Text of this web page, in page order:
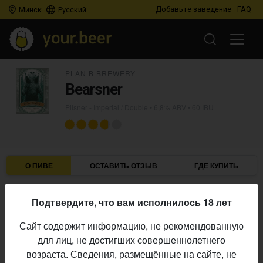
Минск Русский Добавьте заведение FAQ
Bearsner
О ПИВЕ ОСТАВИТЬ ОТЗЫВ ГДЕ КУПИТЬ
Пивоварня:
Алкоголь:
6,8%
Горечь:
60 IBU
Начало
Подтвердите, что вам исполнилось 18 лет
Сайт содержит информацию, не рекомендованную
для лиц, не достигших совершеннолетнего
возраста. Сведения, размещённые на сайте, не